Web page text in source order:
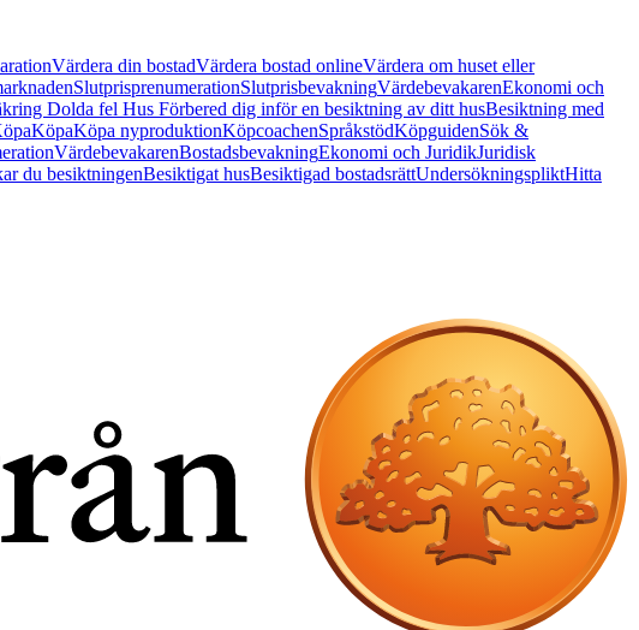
Värdera din bostadVärdera bostad onlineVärdera om huset eller
SlutprisprenumerationSlutprisbevakningVärdebevakarenEkonomi och
Dolda fel Hus Förbered dig inför en besiktning av ditt husBesiktning med
KöpaKöpa nyproduktionKöpcoachenSpråkstödKöpguidenSök &
VärdebevakarenBostadsbevakningEkonomi och JuridikJuridisk
du besiktningenBesiktigat husBesiktigad bostadsrättUndersökningspliktHitta